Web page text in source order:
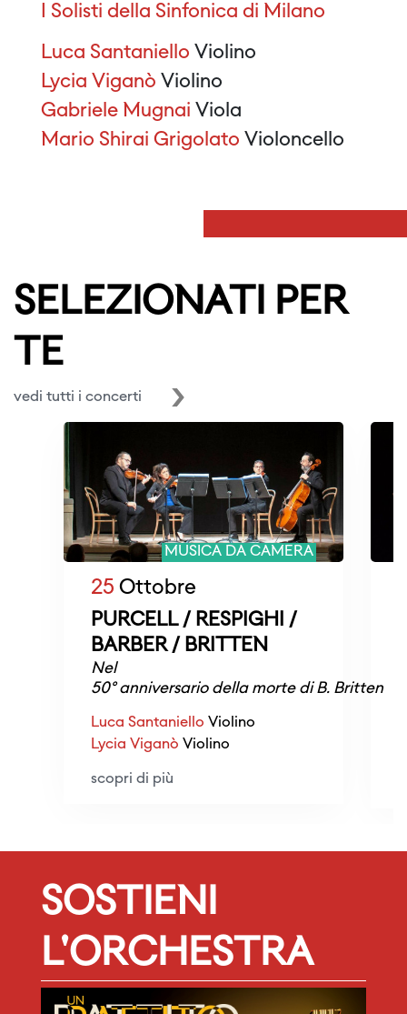
I Solisti della Sinfonica di Milano
Luca Santaniello Violino
Lycia Viganò Violino
Gabriele Mugnai Viola
Mario Shirai Grigolato Violoncello
SELEZIONATI PER
TE
vedi tutti i concerti
MUSICA DA CAMERA
25 Ottobre
PURCELL / RESPIGHI /
BARBER / BRITTEN
Nel
50° anniversario della morte di B. Britten
Luca Santaniello Violino
Lycia Viganò Violino
scopri di più
SOSTIENI
L'ORCHESTRA